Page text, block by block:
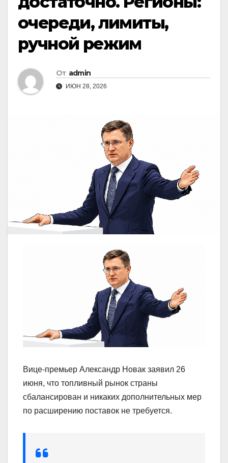
очереди, лимиты,
ручной режим
От admin
ИЮН 28, 2026
Вице-премьер Александр Новак заявил 26
июня, что топливный рынок страны
сбалансирован и никаких дополнительных мер
по расширению поставок не требуется.